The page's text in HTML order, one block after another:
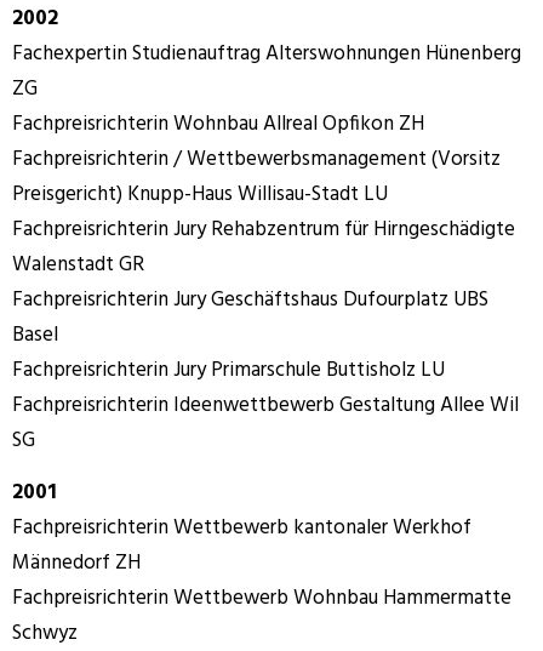
2002
Fachexpertin Studienauftrag Alterswohnungen Hünenberg
ZG
Fachpreisrichterin Wohnbau Allreal Opfikon ZH
Fachpreisrichterin / Wettbewerbsmanagement (Vorsitz
Preisgericht) Knupp-Haus Willisau-Stadt LU
Fachpreisrichterin Jury Rehabzentrum für Hirngeschädigte
Walenstadt GR
Fachpreisrichterin Jury Geschäftshaus Dufourplatz UBS
Basel
Fachpreisrichterin Jury Primarschule Buttisholz LU
Fachpreisrichterin Ideenwettbewerb Gestaltung Allee Wil
SG
2001
Fachpreisrichterin Wettbewerb kantonaler Werkhof
Männedorf ZH
Fachpreisrichterin Wettbewerb Wohnbau Hammermatte
Schwyz